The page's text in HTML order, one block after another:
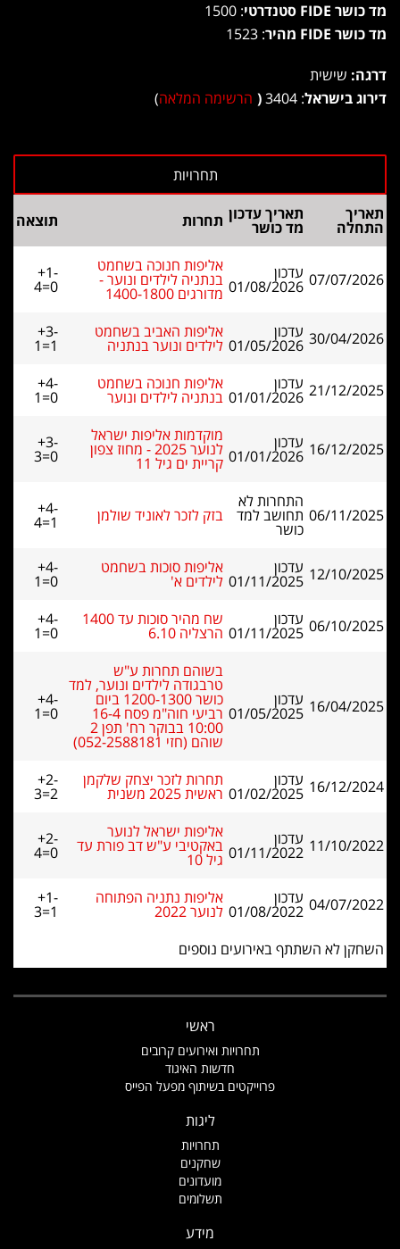
מד כושר FIDE סטנדרטי
: 1500
מד כושר FIDE מהיר
: 1523
דרגה: שישית
דירוג בישראל: 3404
( הרשימה המלאה)
תאריך
התחלה
תאריך עדכון
מד כושר תחרות תוצאה
07/07/2026 עדכון
01/08/2026
אליפות חנוכה בשחמט
בנתניה לילדים ונוער -
מדורגים 1400-1800
+1-
4=0
30/04/2026 עדכון
01/05/2026
אליפות האביב בשחמט
לילדים ונוער בנתניה
+3-
1=1
21/12/2025 עדכון
01/01/2026
אליפות חנוכה בשחמט
בנתניה לילדים ונוער
+4-
1=0
16/12/2025 עדכון
01/01/2026
מוקדמות אליפות ישראל
לנוער 2025 - מחוז צפון
קריית ים גיל 11
+3-
3=0
06/11/2025
התחרות לא
תחושב למד
כושר
בזק לזכר לאוניד שולמן +4-
4=1
12/10/2025 עדכון
01/11/2025
אליפות סוכות בשחמט
לילדים א'
+4-
1=0
06/10/2025 עדכון
01/11/2025
שח מהיר סוכות עד 1400
הרצליה 6.10
+4-
1=0
16/04/2025 עדכון
01/05/2025
בשוהם תחרות ע"ש
טרבגודה לילדים ונוער, למד
כושר 1200-1300 ביום
רביעי חוה"מ פסח 16-4
10:00 בבוקר רח' תפן 2
שוהם (חזי 052-2588181)
+4-
1=0
16/12/2024 עדכון
01/02/2025
תחרות לזכר יצחק שלקמן
ראשית 2025 משנית
+2-
3=2
11/10/2022 עדכון
01/11/2022
אליפות ישראל לנוער
באקטיבי ע"ש דב פורת עד
גיל 10
+2-
4=0
04/07/2022 עדכון
01/08/2022
אליפות נתניה הפתוחה
לנוער 2022
+1-
3=1
השחקן לא השתתף באירועים נוספים
ראשי
תחרויות ואירועים קרובים
חדשות האיגוד
פרוייקטים בשיתוף מפעל הפייס
ליגות
תחרויות
שחקנים
מועדונים
תשלומים
מידע